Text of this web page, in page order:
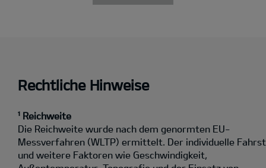
Rechtliche Hinweise
¹ Reichweite
Die Reichweite wurde nach dem genormten EU-
Messverfahren (WLTP) ermittelt. Der individuelle
und weitere Faktoren wie Geschwindigkeit,